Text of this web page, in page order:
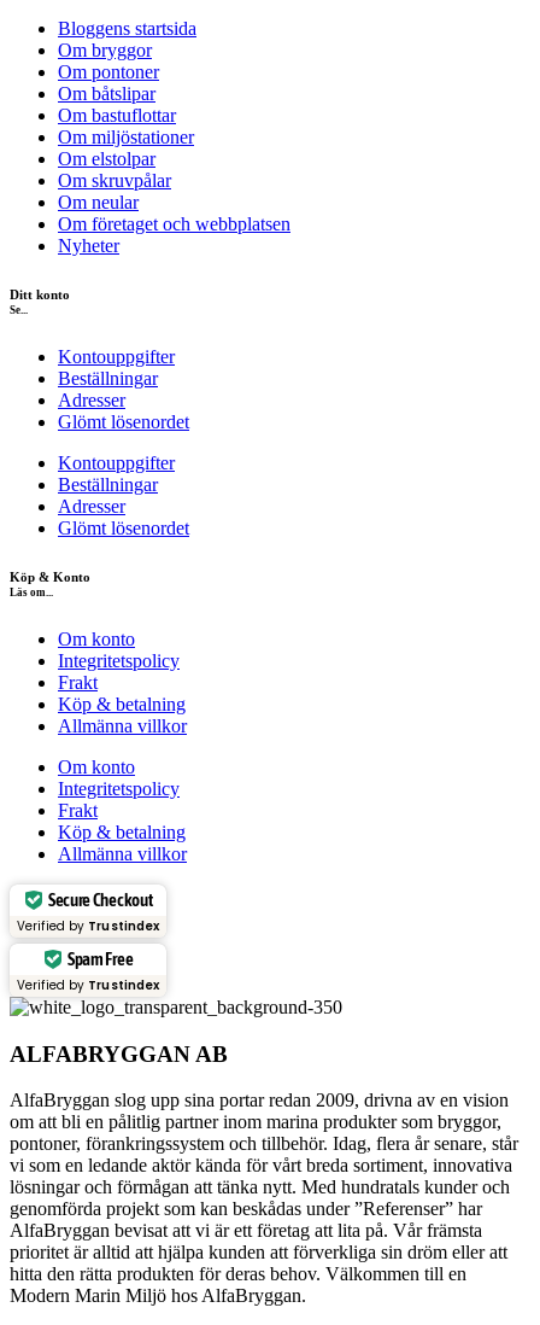
Bloggens startsida
Om bryggor
Om pontoner
Om båtslipar
Om bastuflottar
Om miljöstationer
Om elstolpar
Om skruvpålar
Om neular
Om företaget och webbplatsen
Nyheter
Ditt konto
Se...
Kontouppgifter
Beställningar
Adresser
Glömt lösenordet
Kontouppgifter
Beställningar
Adresser
Glömt lösenordet
Köp & Konto
Läs om...
Om konto
Integritetspolicy
Frakt
Köp & betalning
Allmänna villkor
Om konto
Integritetspolicy
Frakt
Köp & betalning
Allmänna villkor
Secure Checkout
Verified by Trustindex
Spam Free
Verified by Trustindex
ALFABRYGGAN AB
AlfaBryggan slog upp sina portar redan 2009, drivna av en vision
om att bli en pålitlig partner inom marina produkter som bryggor,
pontoner, förankringssystem och tillbehör. Idag, flera år senare, står
vi som en ledande aktör kända för vårt breda sortiment, innovativa
lösningar och förmågan att tänka nytt. Med hundratals kunder och
genomförda projekt som kan beskådas under ”Referenser” har
AlfaBryggan bevisat att vi är ett företag att lita på. Vår främsta
prioritet är alltid att hjälpa kunden att förverkliga sin dröm eller att
hitta den rätta produkten för deras behov. Välkommen till en
Modern Marin Miljö hos AlfaBryggan.